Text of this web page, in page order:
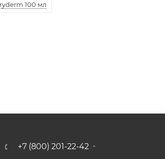
100 мл
+7 (800) 201-22-42